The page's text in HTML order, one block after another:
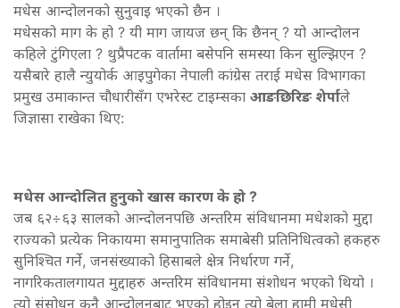
मधेस आन्दोलनको सुनुवाइ भएको छैन ।
मधेसको माग के हो ? यी माग जायज छन् कि छैनन् ? यो आन्दोलन
कहिले टुंगिएला ? थुप्रैपटक वार्तामा बसेपनि समस्या किन सुल्झिएन ?
यसैबारे हालै न्युयोर्क आइपुगेका नेपाली कांग्रेस तराई मधेस विभागका
प्रमुख उमाकान्त चौधारीसँग एभरेस्ट टाइम्सका आङछिरिङ शेर्पाले
जिज्ञासा राखेका थिए:
मधेस आन्दोलित हुनुको खास कारण के हो ?
जब ६२÷६३ सालको आन्दोलनपछि अन्तरिम संविधानमा मधेशको मुद्दा
राज्यको प्रत्येक निकायमा समानुपातिक समाबेसी प्रतिनिधित्वको हकहरु
सुनिश्चित गर्ने, जनसंख्याको हिसाबले क्षेत्र निर्धारण गर्ने,
नागरिकतालगायत मुद्दाहरु अन्तरिम संविधानमा संशोधन भएको थियो ।
त्यो संसोधन कुनै आन्दोलनबाट भएको होइन त्यो बेला हामी मधेसी